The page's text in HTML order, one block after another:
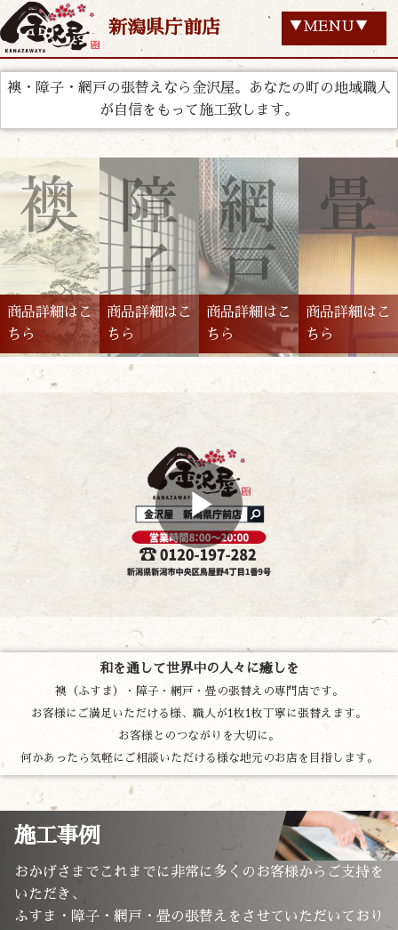
新潟県庁前店 ▼MENU▼
襖・障子・網戸の張替えなら金沢屋。あなたの町の地域職人
が自信をもって施工致します。
商品詳細はこ
ちら
商品詳細はこ
ちら
商品詳細はこ
ちら
商品詳細はこ
ちら
和を通して世界中の人々に癒しを
襖（ふすま）・障子・網戸・畳の張替えの専門店です。
お客様にご満足いただける様、職人が1枚1枚丁寧に張替えます。
お客様とのつながりを大切に。
何かあったら気軽にご相談いただける様な地元のお店を目指します。
施工事例
おかげさまでこれまでに非常に多くのお客様からご支持を
いただき、
ふすま・障子・網戸・畳の張替えをさせていただいており